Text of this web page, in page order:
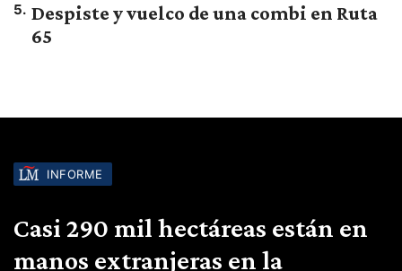
5. Despiste y vuelco de una combi en Ruta
65
INFORME
Casi 290 mil hectáreas están en
manos extranjeras en la